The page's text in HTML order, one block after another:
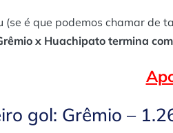
(se é que podemos chamar de
x Huachipato termina
gol: Grêmio –